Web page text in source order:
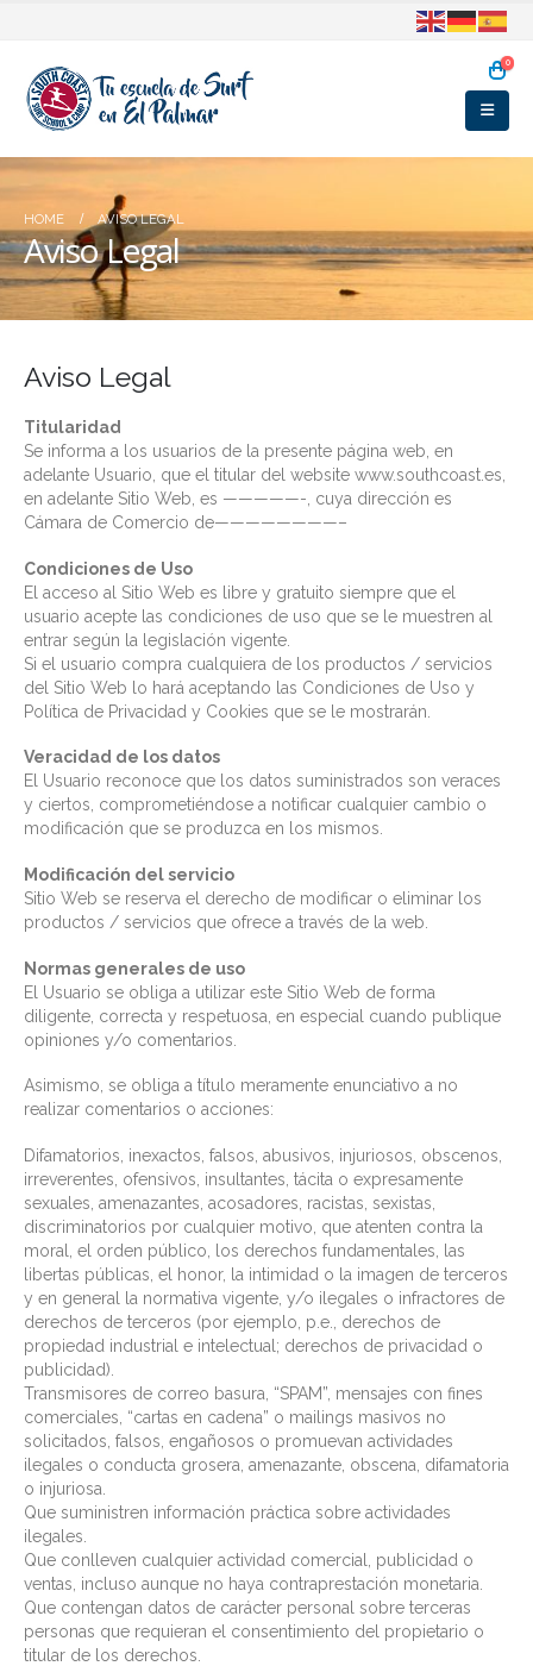
0
HOME AVISO LEGAL
Aviso Legal
Aviso Legal
Titularidad
Se informa a los usuarios de la presente página web, en
adelante Usuario, que el titular del website www.southcoast.es,
en adelante Sitio Web, es —————-, cuya dirección es
Cámara de Comercio de————————–
Cond iciones de Uso
El acceso al Sitio Web es libre y gratuito siempre que el
usuario acepte las condiciones de uso que se le muestren al
entrar según la legislación vigente.
Si el usuario compra cualquiera de los productos / servicios
del Sitio Web lo hará aceptando las Condiciones de Uso y
Política de Privacidad y Cookies que se le mostrarán.
Veracidad de los datos
El Usuario reconoce que los datos suministrados son veraces
y ciertos, comprometiéndose a notificar cualquier cambio o
modificación que se produzca en los mismos.
Modificación del servicio
Sitio Web se reserva el derecho de modificar o eliminar los
productos / servicios que ofrece a través de la web.
Normas generales de uso
El Usuario se obliga a utilizar este Sitio Web de forma
diligente, correcta y respetuosa, en especial cuando publique
opiniones y/o comentarios.
Asimismo, se obliga a título meramente enunciativo a no
realizar comentarios o acciones:
Difamatorios, inexactos, falsos, abusivos, injuriosos, obscenos,
irreverentes, ofensivos, insultantes, tácita o expresamente
sexuales, amenazantes, acosadores, racistas, sexistas,
discriminatorios por cualquier motivo, que atenten contra la
moral, el orden público, los derechos fundamentales, las
libertas públicas, el honor, la intimidad o la imagen de terceros
y en general la normativa vigente, y/o ilegales o infractores de
derechos de terceros (por ejemplo, p.e., derechos de
propiedad industrial e intelectual; derechos de privacidad o
publicidad).
Transmisores de correo basura, “SPAM”, mensajes con fines
comerciales, “cartas en cadena” o mailings masivos no
solicitados, falsos, engañosos o promuevan actividades
ilegales o conducta grosera, amenazante, obscena, difamatoria
o injuriosa.
Que suministren información práctica sobre actividades
ilegales.
Que conlleven cualquier actividad comercial, publicidad o
ventas, incluso aunque no haya contraprestación monetaria.
Que contengan datos de carácter personal sobre terceras
personas que requieran el consentimiento del propietario o
titular de los derechos.